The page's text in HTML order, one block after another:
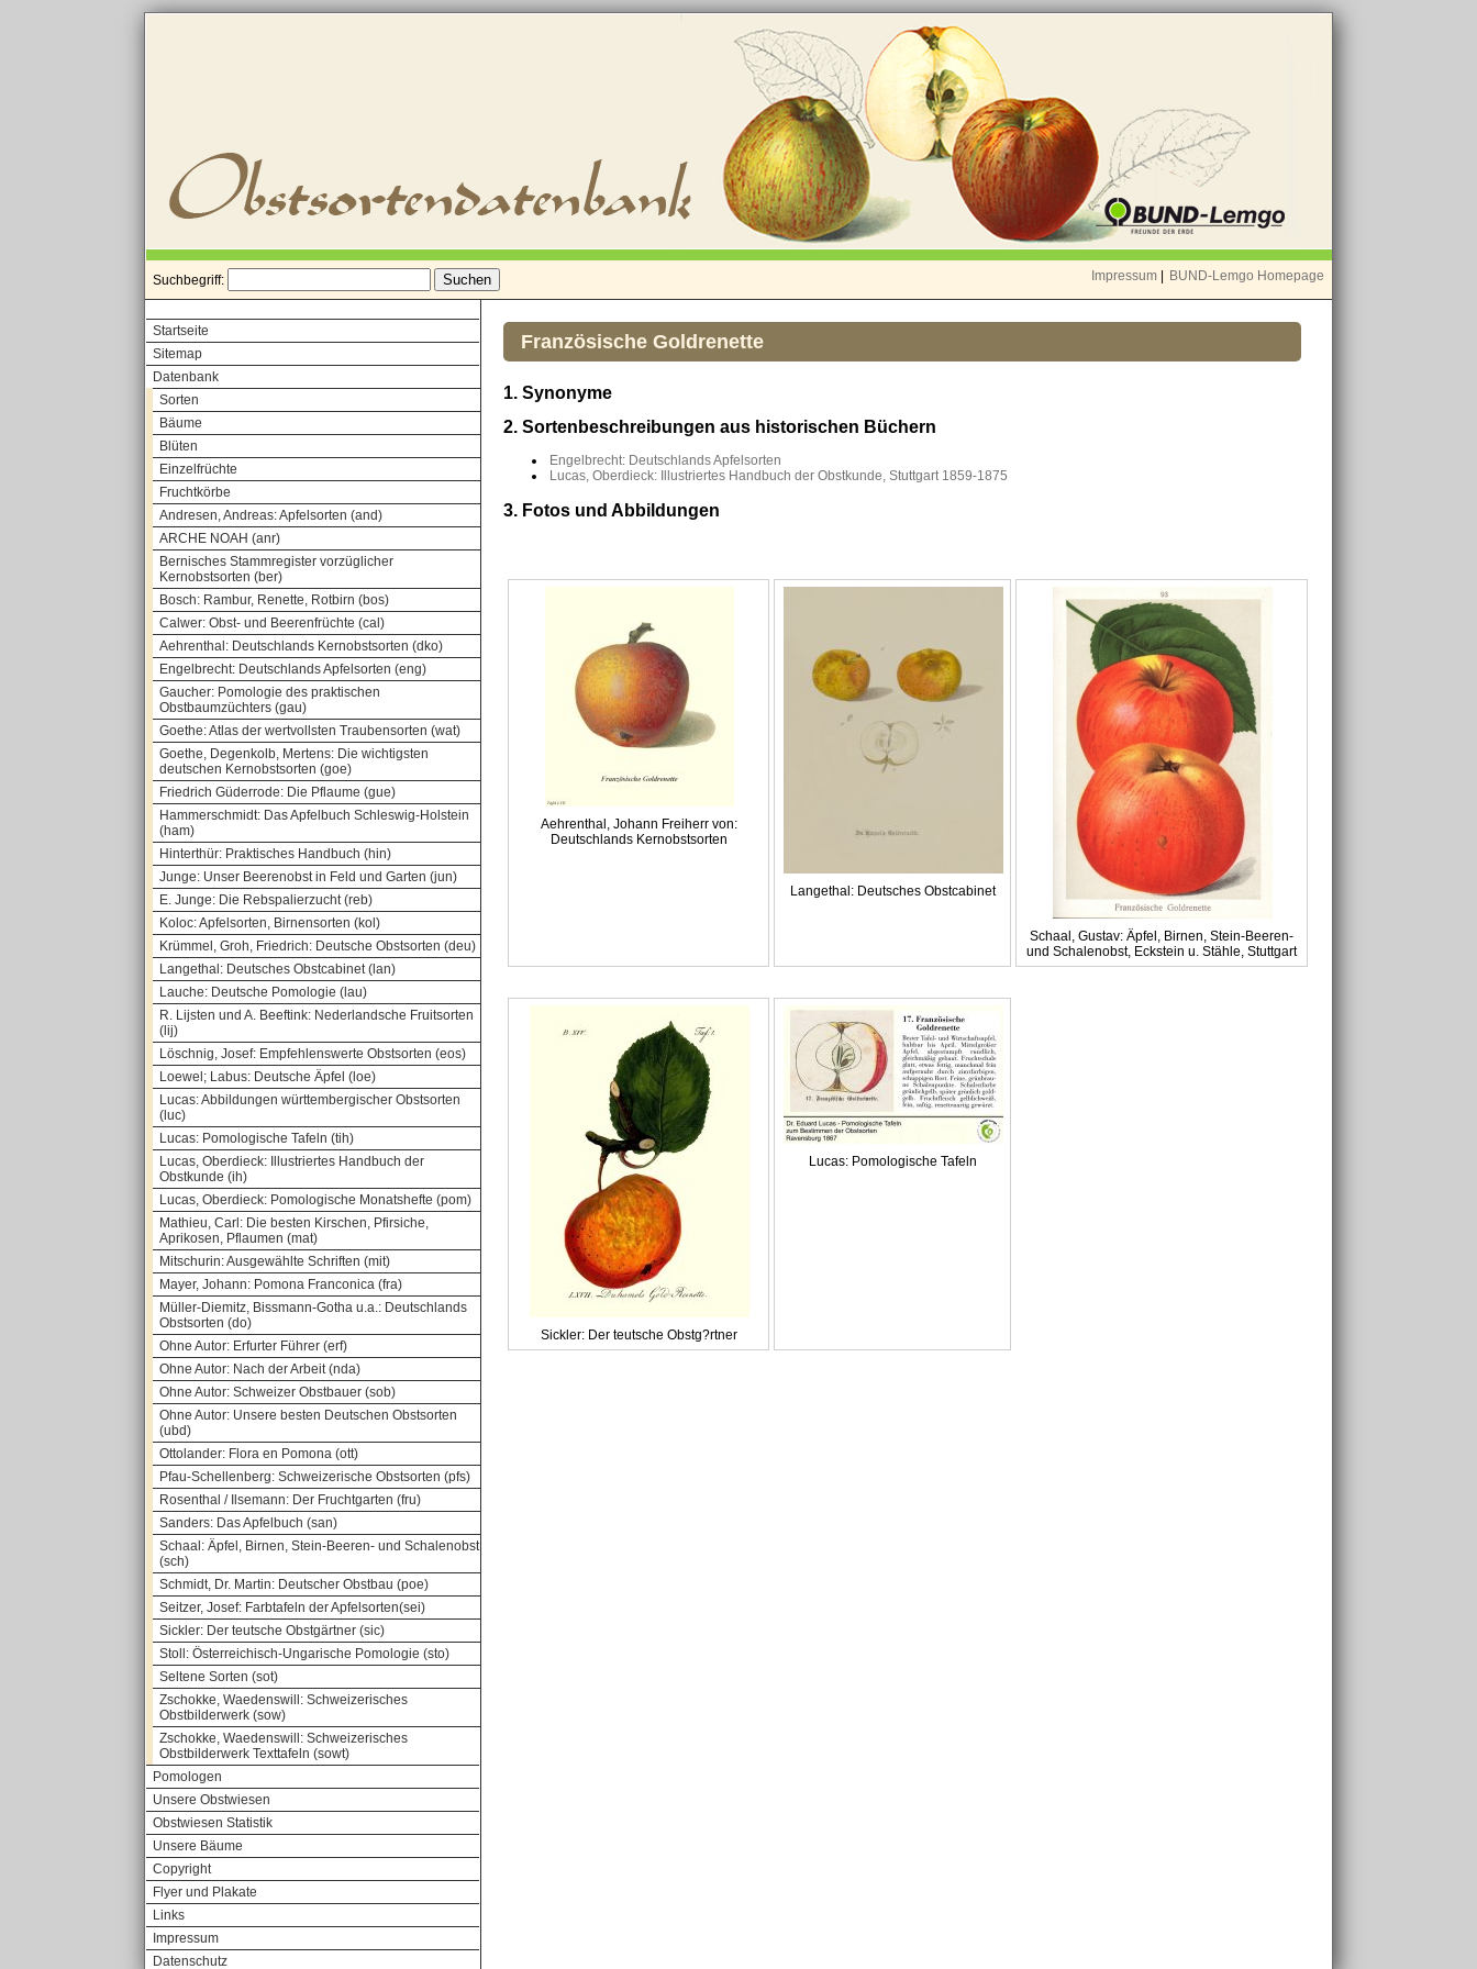
Suchbegriff: Impressum BUND-Lemgo Homepage
Startseite
Sitemap
Datenbank
Sorten
Bäume
Blüten
Einzelfrüchte
Fruchtkörbe
Andresen, Andreas: Apfelsorten (and)
ARCHE NOAH (anr)
Bernisches Stammregister vorzüglicher
Kernobstsorten (ber)
Bosch: Rambur, Renette, Rotbirn (bos)
Calwer: Obst- und Beerenfrüchte (cal)
Aehrenthal: Deutschlands Kernobstsorten (dko)
Engelbrecht: Deutschlands Apfelsorten (eng)
Gaucher: Pomologie des praktischen
Obstbaumzüchters (gau)
Goethe: Atlas der wertvollsten Traubensorten (wat)
Goethe, Degenkolb, Mertens: Die wichtigsten
deutschen Kernobstsorten (goe)
Friedrich Güderrode: Die Pflaume (gue)
Hammerschmidt: Das Apfelbuch Schleswig-Holstein
(ham)
Hinterthür: Praktisches Handbuch (hin)
Junge: Unser Beerenobst in Feld und Garten (jun)
E. Junge: Die Rebspalierzucht (reb)
Koloc: Apfelsorten, Birnensorten (kol)
Krümmel, Groh, Friedrich: Deutsche Obstsorten (deu)
Langethal: Deutsches Obstcabinet (lan)
Lauche: Deutsche Pomologie (lau)
R. Lijsten und A. Beeftink: Nederlandsche Fruitsorten
(lij)
Löschnig, Josef: Empfehlenswerte Obstsorten (eos)
Loewel; Labus: Deutsche Äpfel (loe)
Lucas: Abbildungen württembergischer Obstsorten
(luc)
Lucas: Pomologische Tafeln (tih)
Lucas, Oberdieck: Illustriertes Handbuch der
Obstkunde (ih)
Lucas, Oberdieck: Pomologische Monatshefte (pom)
Mathieu, Carl: Die besten Kirschen, Pfirsiche,
Aprikosen, Pflaumen (mat)
Mitschurin: Ausgewählte Schriften (mit)
Mayer, Johann: Pomona Franconica (fra)
Müller-Diemitz, Bissmann-Gotha u.a.: Deutschlands
Obstsorten (do)
Ohne Autor: Erfurter Führer (erf)
Ohne Autor: Nach der Arbeit (nda)
Ohne Autor: Schweizer Obstbauer (sob)
Ohne Autor: Unsere besten Deutschen Obstsorten
(ubd)
Ottolander: Flora en Pomona (ott)
Pfau-Schellenberg: Schweizerische Obstsorten (pfs)
Rosenthal / Ilsemann: Der Fruchtgarten (fru)
Sanders: Das Apfelbuch (san)
Schaal: Äpfel, Birnen, Stein-Beeren- und Schalenobst
(sch)
Schmidt, Dr. Martin: Deutscher Obstbau (poe)
Seitzer, Josef: Farbtafeln der Apfelsorten(sei)
Sickler: Der teutsche Obstgärtner (sic)
Stoll: Österreichisch-Ungarische Pomologie (sto)
Seltene Sorten (sot)
Zschokke, Waedenswill: Schweizerisches
Obstbilderwerk (sow)
Zschokke, Waedenswill: Schweizerisches
Obstbilderwerk Texttafeln (sowt)
Pomologen
Unsere Obstwiesen
Obstwiesen Statistik
Unsere Bäume
Copyright
Flyer und Plakate
Links
Impressum
Datenschutz
Französische Goldrenette
1. Synonyme
2. Sortenbeschreibungen aus historischen Büchern
Engelbrecht: Deutschlands Apfelsorten
Lucas, Oberdieck: Illustriertes Handbuch der Obstkunde, Stuttgart 1859-1875
3. Fotos und Abbildungen
Aehrenthal, Johann Freiherr von:
Deutschlands Kernobstsorten
Langethal: Deutsches Obstcabinet
Schaal, Gustav: Äpfel, Birnen, Stein-Beeren-
und Schalenobst, Eckstein u. Stähle, Stuttgart
Sickler: Der teutsche Obstg?rtner
Lucas: Pomologische Tafeln